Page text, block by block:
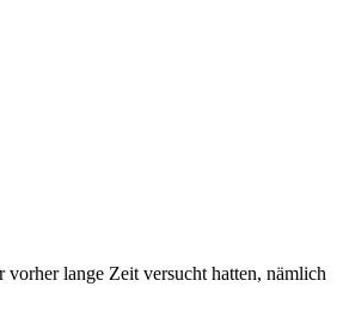
lange Zeit versucht hatten, nämlich